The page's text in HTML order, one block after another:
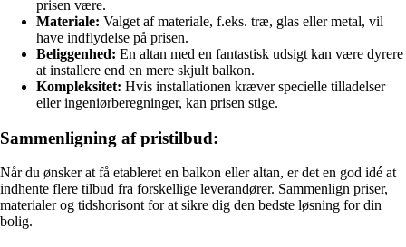
prisen være.
Materiale: Valget af materiale, f.eks. træ, glas eller metal, vil
have indflydelse på prisen.
Beliggenhed: En altan med en fantastisk udsigt kan være dyrere
at installere end en mere skjult balkon.
Kompleksitet: Hvis installationen kræver specielle tilladelser
eller ingeniørberegninger, kan prisen stige.
Sammenligning af pristilbud:
Når du ønsker at få etableret en balkon eller altan, er det en god idé at
indhente flere tilbud fra forskellige leverandører. Sammenlign priser,
materialer og tidshorisont for at sikre dig den bedste løsning for din
bolig.